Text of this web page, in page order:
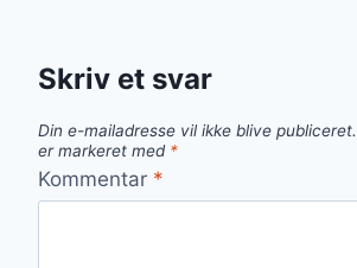
Skriv et svar
Din e-mailadresse vil ikke blive publiceret.
er markeret med *
Kommentar *